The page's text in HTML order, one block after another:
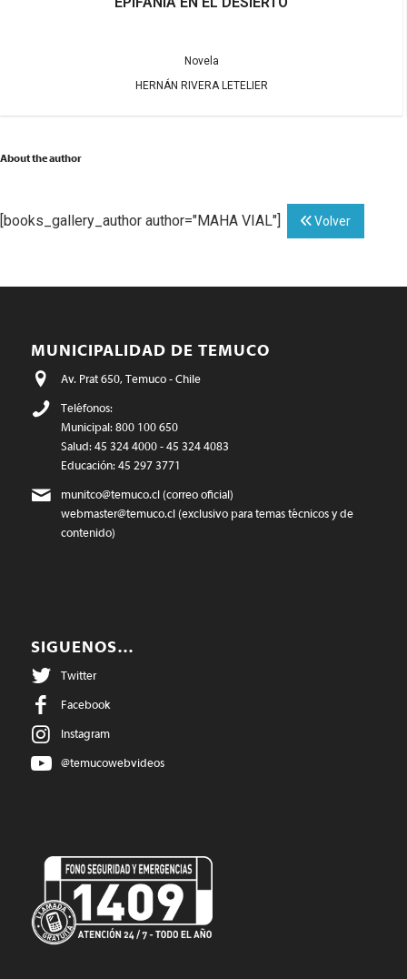
Novela
HERNÁN RIVERA LETELIER
About the author
[books_gallery_author author="MAHA VIAL"] Volver
MUNICIPALIDAD DE TEMUCO
Av. Prat 650, Temuco - Chile
Teléfonos:
Municipal: 800 100 650
Salud: 45 324 4000 - 45 324 4083
Educación: 45 297 3771
munitco@temuco.cl(correo oficial)
webmaster@temuco.cl(exclusivo para temas técnicos y de
contenido)
SIGUENOS…
Twitter
Facebook
Instagram
@temucowebvideos